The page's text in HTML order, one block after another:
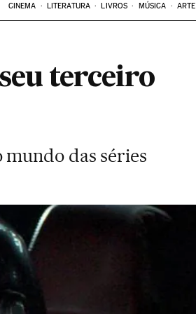
CINEMA LITERATURA LIVROS MÚSICA ARTE
terceiro
mundo das séries